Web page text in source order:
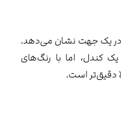
در یک جهت نشان می‌دهد.
کندل، اما با رنگ‌های
دقیق‌تر است.